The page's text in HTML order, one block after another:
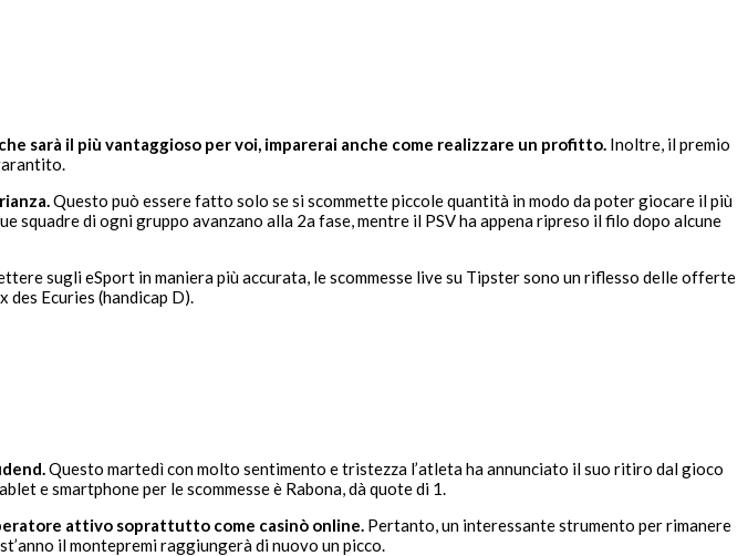
sarà il più vantaggioso per voi, imparerai anche come realizzare un profitto. Inoltre, il premio
Questo può essere fatto solo se si scommette piccole quantità in modo da poter giocare il più
di ogni gruppo avanzano alla 2a fase, mentre il PSV ha appena ripreso il filo dopo alcune
sugli eSport in maniera più accurata, le scommesse live su Tipster sono un riflesso delle offerte
Ecuries (handicap D).
Questo martedì con molto sentimento e tristezza l’atleta ha annunciato il suo ritiro dal gioco
e smartphone per le scommesse è Rabona, dà quote di 1.
attivo soprattutto come casinò online. Pertanto, un interessante strumento per rimanere
il montepremi raggiungerà di nuovo un picco.